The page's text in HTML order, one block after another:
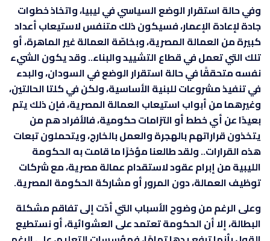
وفي حالة استقرار الوضع السياسي في ليبيا، واتخاذ خطوات
جادة لإعادة الإعمار، فسيكون ذلك متنفس لاستيعاب أعداد
كبيرة من العمالة المصرية، وبخاصّة العمالة غير الماهرة، أو
تلك التي تعمل في قطاع التشييد والبناء.. وقد يكون الشيء
نفسه متحققًا في حالة استقرار الوضع في السودان، والبدء
في تنفيذ مشروعات للبنية الأساسية، ولكن في كلتا الحالتين،
وغيرهما من أبواب استيعاب العمالة المصرية، فإن ذلك يتم
بعيدًا عن أي خطط أو التزامات حكومية، فالأفراد هم من
يتخذون قراراتهم بالهجرة والعمل بالخارج، ويتحملون تبعات
هذه القرارات.. ولقد طالعنا مؤخرًا ما قامت به الحكومة
الليبية من إبرام عقود لاستقدام عمالة مصرية، مع شركات
توظيف العمالة، دون المرور أو مشاركة الحكومة المصرية.
وعلى الرغم من وضوح الأسباب التي أدّت إلى تفاقم مشكلة
البطالة، إلا أن الحكومة تعتمد على العشوائية، أو نستطيع